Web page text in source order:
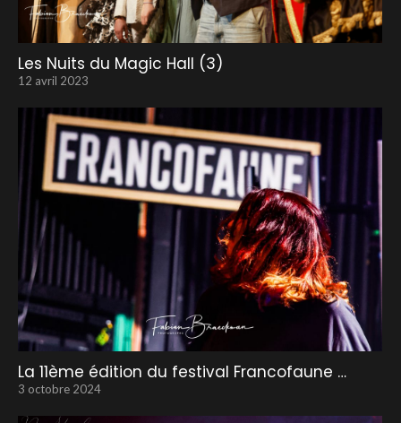
Les Nuits du Magic Hall (3)
12 avril 2023
La 11ème édition du festival Francofaune …
3 octobre 2024